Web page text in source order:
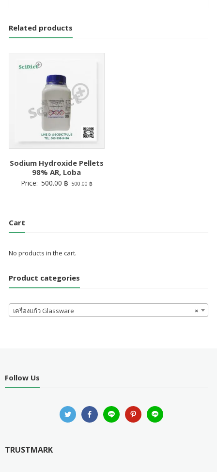
Related products
Sodium Hydroxide Pellets
98% AR, Loba
Price: 500.00 ฿ 500.00 ฿
Cart
No products in the cart.
Product categories
×
เครื่องแก้ว Glassware
Follow Us
TRUSTMARK